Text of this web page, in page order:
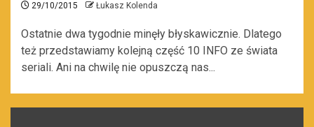
29/10/2015 Łukasz Kolenda
Ostatnie dwa tygodnie minęły błyskawicznie. Dlatego
też przedstawiamy kolejną część 10 INFO ze świata
seriali. Ani na chwilę nie opuszczą nas...